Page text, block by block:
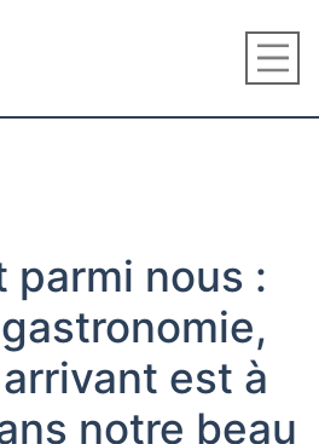
parmi nous :
est à
notre beau